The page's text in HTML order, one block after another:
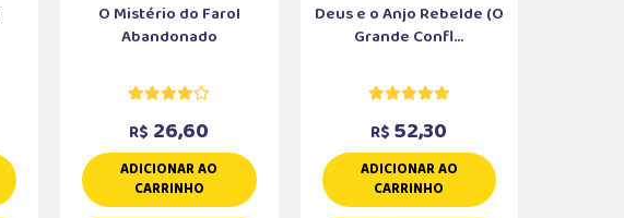
O Mistério do Farol
Abandonado
R$ 26,60
ADICIONAR AO
CARRINHO
Deus e o Anjo Rebelde (O
Grande Confl...
R$ 52,30
ADICIONAR AO
CARRINHO